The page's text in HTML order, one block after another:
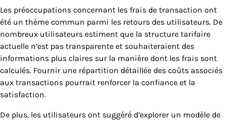
Les préoccupations concernant les frais de transaction ont
été un thème commun parmi les retours des utilisateurs. De
nombreux utilisateurs estiment que la structure tarifaire
actuelle n’est pas transparente et souhaiteraient des
informations plus claires sur la manière dont les frais sont
calculés. Fournir une répartition détaillée des coûts associés
aux transactions pourrait renforcer la confiance et la
satisfaction.
De plus, les utilisateurs ont suggéré d’explorer un modèle de